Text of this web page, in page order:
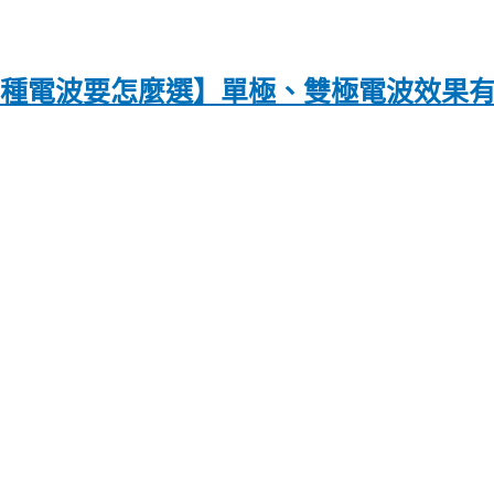
波要怎麼選】單極、雙極電波效果有